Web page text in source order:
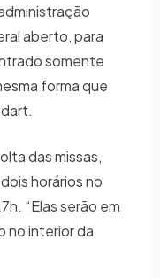
aberto, para
somente
forma que
das missas,
horários no
“Elas serão em
no interior da